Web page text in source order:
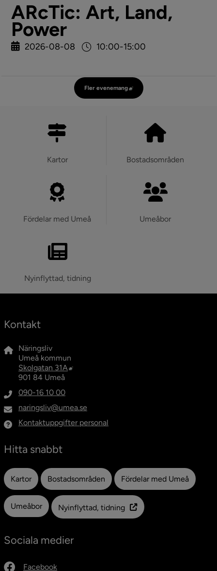
ARcTic: Art, Land,
Power
2026-08-08 10:00-15:00
Fler evenemang
Kartor Bostadsområden
Fördelar med Umeå Umeåbor
Nyinflyttad, tidning
Kontakt
Näringsliv
Umeå kommun
Skolgatan 31A Länk till annan webbplats, öppnas i nytt
901 84 Umeå
090-16 10 00
naringsliv@umea.se
Kontaktuppgifter personal
Hitta snabbt
Kartor Bostadsområden Fördelar med Umeå
Umeåbor Nyinflyttad, tidning
Sociala medier
Facebook